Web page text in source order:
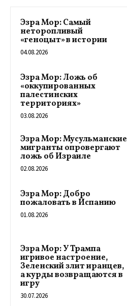
Эзра Мор: Самый
неторопливый
«геноцыт» в истории
04.08.2026
Эзра Мор: Ложь об
«оккупированных
палестинских
территориях»
03.08.2026
Эзра Мор: Мусульманские
мигранты опровергают
ложь об Израиле
02.08.2026
Эзра Мор: Добро
пожаловать в Испанию
01.08.2026
Эзра Мор: У Трампа
игривое настроение,
Зеленский злит иранцев,
а курды возвращаются в
игру
30.07.2026